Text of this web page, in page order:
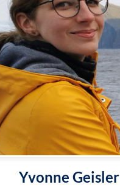
Yvonne Geisler